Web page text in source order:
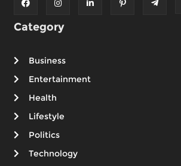
Category
Business
Entertainment
Health
Lifestyle
Politics
Technology